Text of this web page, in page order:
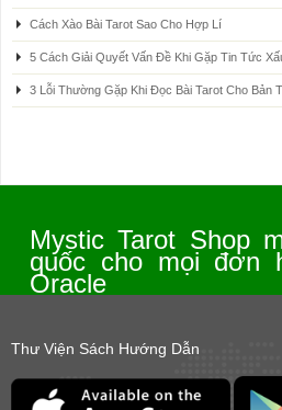
Cách Xào Bài Tarot Sao Cho Hợp Lí
5 Cách Giải Quyết Vấn Đề Khi Gặp Tin Tức
3 Lỗi Thường Gặp Khi Đọc Bài Tarot Cho Bản
Mystic Tarot Shop
quốc cho mọi đơn
Oracle
Thư Viện Sách Hướng Dẫn